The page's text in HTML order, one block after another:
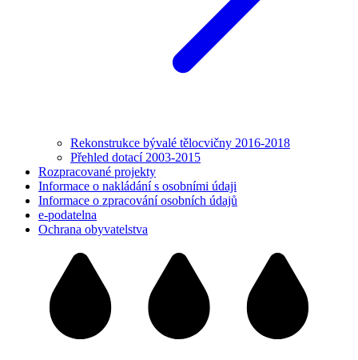
Rekonstrukce bývalé tělocvičny 2016-2018
Přehled dotací 2003-2015
Rozpracované projekty
Informace o nakládání s osobními údaji
Informace o zpracování osobních údajů
e-podatelna
Ochrana obyvatelstva